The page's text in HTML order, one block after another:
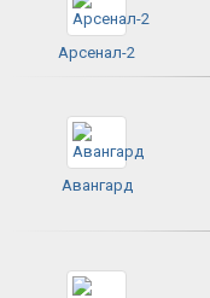
Арсенал-2
Авангард